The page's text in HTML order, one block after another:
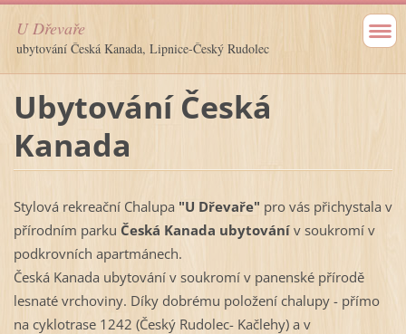
U Dřevaře
ubytování Česká Kanada, Lipnice-Český Rudolec
Ubytování Česká
Kanada
Stylová rekreační Chalupa "U Dřevaře" pro vás přichystala v
přírodním parku Česká Kanada ubytování v soukromí v
podkrovních apartmánech.
Česká Kanada ubytování v soukromí v panenské přírodě
lesnaté vrchoviny. Díky dobrému položení chalupy - přímo
na cyklotrase 1242 (Český Rudolec- Kačlehy) a v